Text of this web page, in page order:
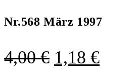
Nr.568 März 1997
4,00€ 1,18 €